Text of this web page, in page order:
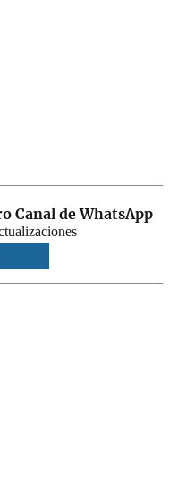
Canal de WhatsApp